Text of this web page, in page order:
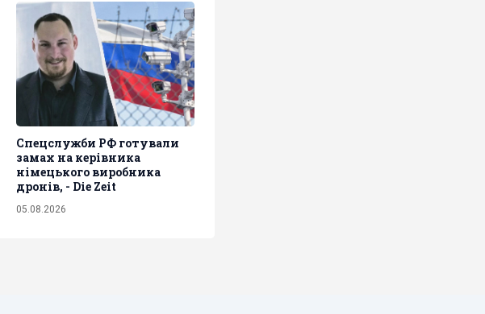
Спецслужби РФ готували
замах на керівника
німецького виробника
дронів, - Die Zeit
05.08.2026